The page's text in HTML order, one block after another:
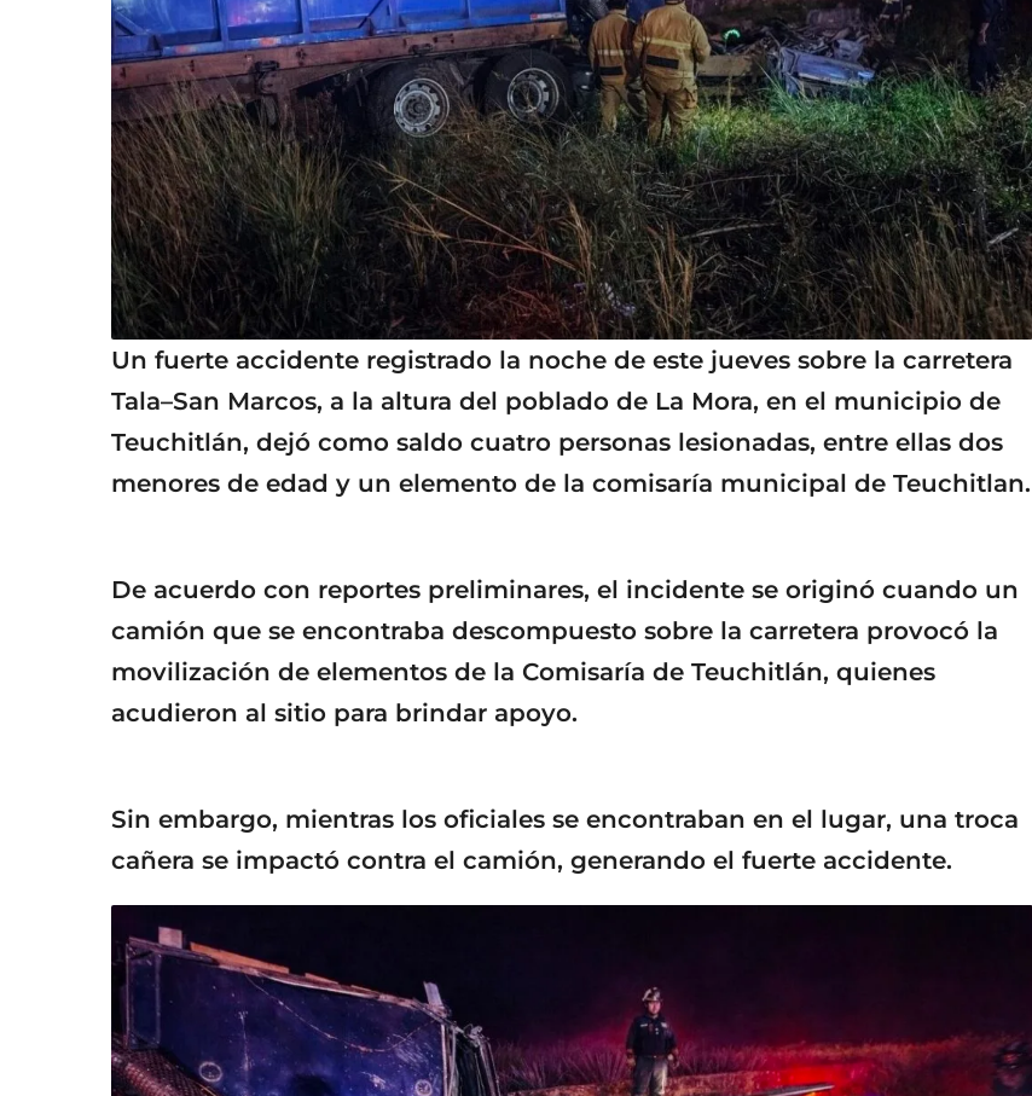
Un fuerte accidente registrado la noche de este jueves sobre la carretera
Tala–San Marcos, a la altura del poblado de La Mora, en el municipio de
Teuchitlán, dejó como saldo cuatro personas lesionadas, entre ellas dos
menores de edad y un elemento de la comisaría municipal de Teuchitlan.
De acuerdo con reportes preliminares, el incidente se originó cuando un
camión que se encontraba descompuesto sobre la carretera provocó la
movilización de elementos de la Comisaría de Teuchitlán, quienes
acudieron al sitio para brindar apoyo.
Sin embargo, mientras los oficiales se encontraban en el lugar, una troca
cañera se impactó contra el camión, generando el fuerte accidente.